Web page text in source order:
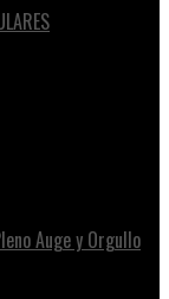
Auge y Orgullo